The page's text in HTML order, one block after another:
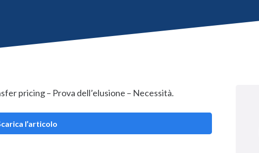
pricing – Prova dell’elusione – Necessità.
l’articolo